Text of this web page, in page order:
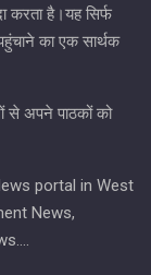
करता है।यह सिर्फ
का एक सार्थक
से अपने पाठकों को
portal in West
News,